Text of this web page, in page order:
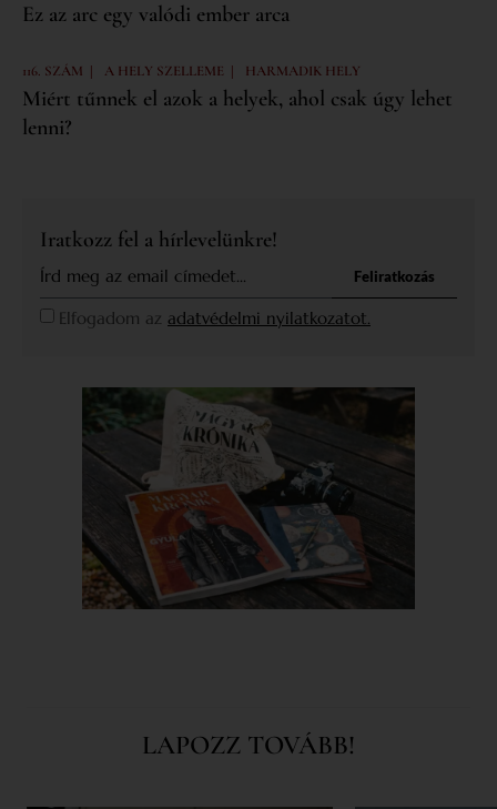
Ez az arc egy valódi ember arca
116. SZÁM | A HELY SZELLEME | HARMADIK HELY
Miért tűnnek el azok a helyek, ahol csak úgy lehet
lenni?
Iratkozz fel a hírlevelünkre!
Elfogadom az adatvédelmi nyilatkozatot.
Feliratkozás
LAPOZZ TOVÁBB!